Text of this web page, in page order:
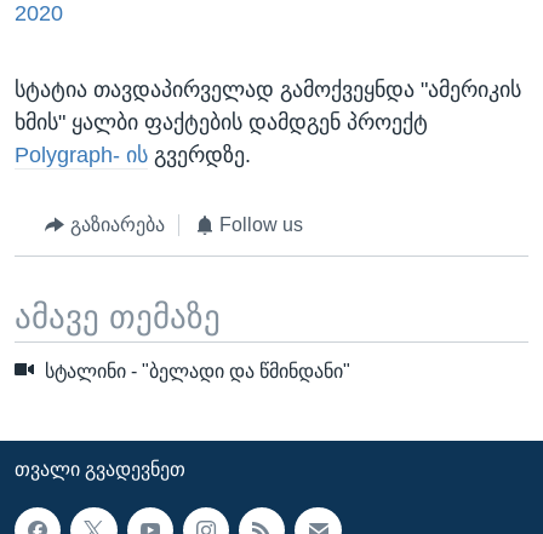
2020
სტატია თავდაპირველად გამოქვეყნდა "ამერიკის
ხმის" ყალბი ფაქტების დამდგენ პროექტ
Polygraph- ის გვერდზე.
გაზიარება Follow us
ამავე თემაზე
სტალინი - "ბელადი და წმინდანი"
ᲗᲕᲐᲚᲘ ᲒᲕᲐᲓᲔᲕᲜᲔᲗ